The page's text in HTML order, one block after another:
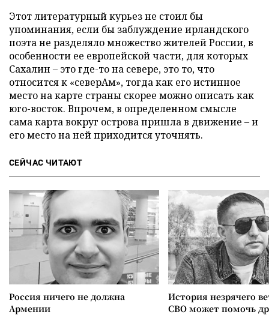
Этот литературный курьез не стоил бы
упоминания, если бы заблуждение ирландского
поэта не разделяло множество жителей России, в
особенности ее европейской части, для которых
Сахалин – это где-то на севере, это то, что
относится к «северАм», тогда как его истинное
место на карте страны скорее можно описать как
юго-восток. Впрочем, в определенном смысле
сама карта вокруг острова пришла в движение – и
его место на ней приходится уточнять.
СЕЙЧАС ЧИТАЮТ
Россия ничего не должна
Армении
История незрячего
СВО может помочь